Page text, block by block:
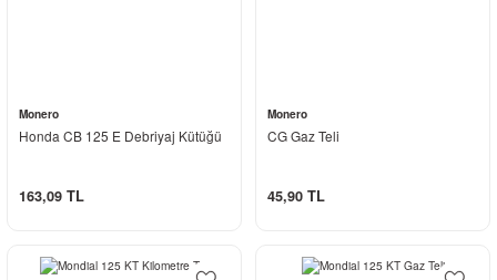
Monero
Honda CB 125 E Debriyaj Kütüğü
163,09 TL
Monero
CG Gaz Teli
45,90 TL